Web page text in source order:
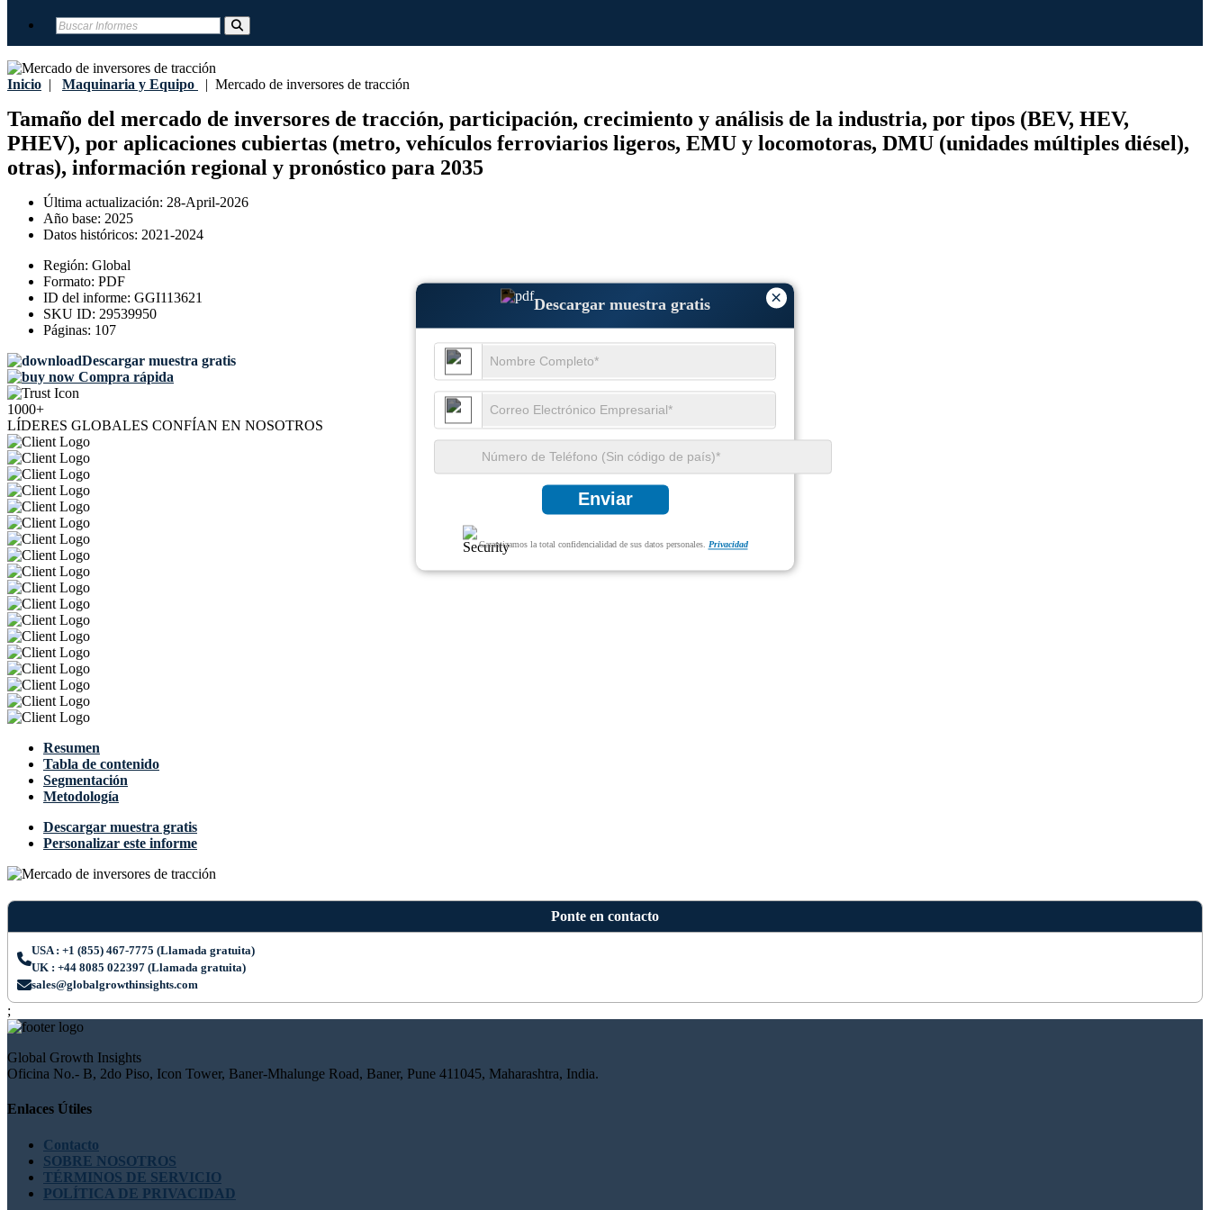
Inicio | Maquinaria y Equipo | Mercado de inversores de tracción
Tamaño del mercado de inversores de tracción, participación, crecimiento y análisis de la industria, por tipos (BEV, HEV,
PHEV), por aplicaciones cubiertas (metro, vehículos ferroviarios ligeros, EMU y locomotoras, DMU (unidades múltiples diésel),
otras), información regional y pronóstico para 2035
Última actualización: 28-April-2026
Año base: 2025
Datos históricos: 2021-2024
Región: Global
Formato: PDF
ID del informe: GGI113621
SKU ID: 29539950
Páginas: 107
Descargar muestra gratis
Compra rápida
1000+
LÍDERES GLOBALES CONFÍAN EN NOSOTROS
×
Descargar muestra gratis
Enviar
Garantizamos la total confidencialidad de sus datos personales. Privacidad
Resumen
Tabla de contenido
Segmentación
Metodología
Descargar muestra gratis
Personalizar este informe
Ponte en contacto
USA : +1 (855) 467-7775 (Llamada gratuita)
UK : +44 8085 022397 (Llamada gratuita)
sales@globalgrowthinsights.com
;
Global Growth Insights
Oficina No.- B, 2do Piso, Icon Tower, Baner-Mhalunge Road, Baner, Pune 411045, Maharashtra, India.
Enlaces Útiles
Contacto
SOBRE NOSOTROS
TÉRMINOS DE SERVICIO
POLÍTICA DE PRIVACIDAD